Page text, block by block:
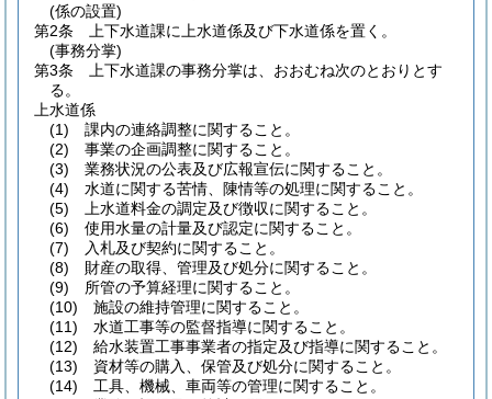
(係の設置)
第2条
上下水道課に上水道係及び下水道係を置く。
(事務分掌)
第3条
上下水道課の事務分掌は、おおむね次のとおりとす
る。
上水道係
(1) 課内の連絡調整に関すること。
(2) 事業の企画調整に関すること。
(3) 業務状況の公表及び広報宣伝に関すること。
(4) 水道に関する苦情、陳情等の処理に関すること。
(5) 上水道料金の調定及び徴収に関すること。
(6) 使用水量の計量及び認定に関すること。
(7) 入札及び契約に関すること。
(8) 財産の取得、管理及び処分に関すること。
(9) 所管の予算経理に関すること。
(10) 施設の維持管理に関すること。
(11) 水道工事等の監督指導に関すること。
(12) 給水装置工事事業者の指定及び指導に関すること。
(13) 資材等の購入、保管及び処分に関すること。
(14) 工具、機械、車両等の管理に関すること。